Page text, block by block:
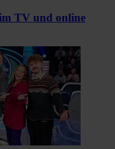
TV und online